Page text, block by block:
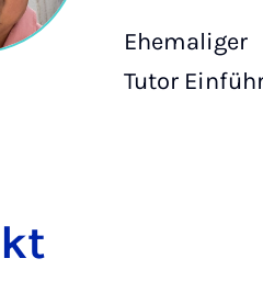
Ehemaliger
Tutor